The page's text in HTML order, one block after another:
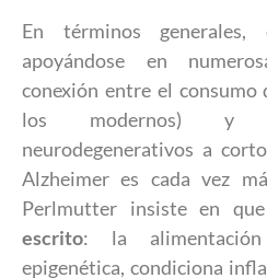
En términos
apoyándose en
conexión entre el consumo
los modernos) y
neurodegenerativos a
Alzheimer es cada vez
Perlmutter insiste en
escrito: la
epigenética, condiciona